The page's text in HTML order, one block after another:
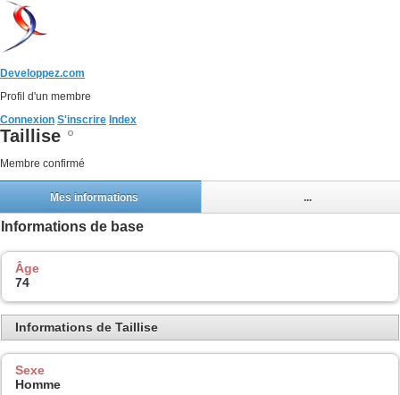
Developpez.com
Profil d'un membre
Connexion S'inscrire Index
Taillise
Membre confirmé
Mes informations ...
Informations de base
Âge
74
Informations de Taillise
Sexe
Homme